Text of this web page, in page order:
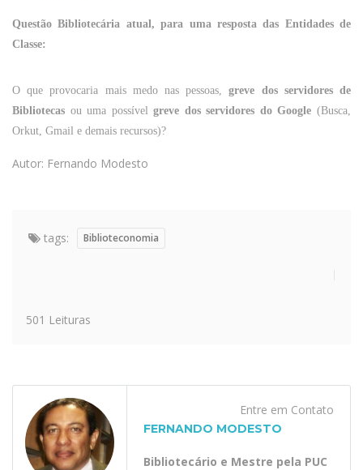
Questão Bibliotecária atual, para uma resposta das Entidades de
Classe:
O que provocaria mais medo nas pessoas,greve dos servidores de
Bibliotecas ou uma possívelgreve dos servidores do Google (Busca,
Orkut, Gmail e demais recursos)?
Autor: Fernando Modesto
tags: Biblioteconomia
501 Leituras
Entre em Contato
FERNANDO MODESTO
Bibliotecário e Mestre pela PUC